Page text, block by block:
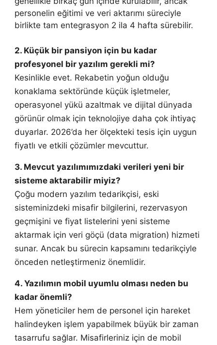
personelin eğitimi ve veri aktarımı süreciyle
birlikte tam entegrasyon 2 ila 4 hafta sürebilir.
2. Küçük bir pansiyon için bu kadar
profesyonel bir yazılım gerekli mi?
Kesinlikle evet. Rekabetin yoğun olduğu
konaklama sektöründe küçük işletmeler,
operasyonel yükü azaltmak ve dijital dünyada
görünür olmak için teknolojiye daha çok ihtiyaç
duyarlar. 2026’da her ölçekteki tesis için uygun
fiyatlı ve etkili çözümler mevcuttur.
3. Mevcut yazılımımızdaki verileri yeni bir
sisteme aktarabilir miyiz?
Çoğu modern yazılım tedarikçisi, eski
sisteminizdeki misafir bilgilerini, rezervasyon
geçmişini ve fiyat listelerini yeni sisteme
aktarmak için veri göçü (data migration) hizmeti
sunar. Ancak bu sürecin kapsamını tedarikçiyle
önceden netleştirmeniz önemlidir.
4. Yazılımın mobil uyumlu olması neden bu
kadar önemli?
Hem yöneticiler hem de personel için hareket
halindeyken işlem yapabilmek büyük bir zaman
tasarrufu sağlar. Misafirleriniz için de mobil